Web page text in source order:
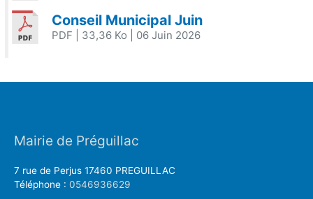
Conseil Municipal Juin
PDF | 33,36 Ko | 06 Juin 2026
Mairie de Préguillac
7 rue de Perjus 17460 PREGUILLAC
Téléphone : 0546936629